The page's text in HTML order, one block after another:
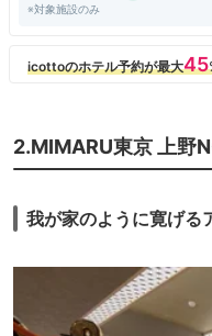
※対象施設のみ
2.MIMARU東京 上野
我が家のように寛げる